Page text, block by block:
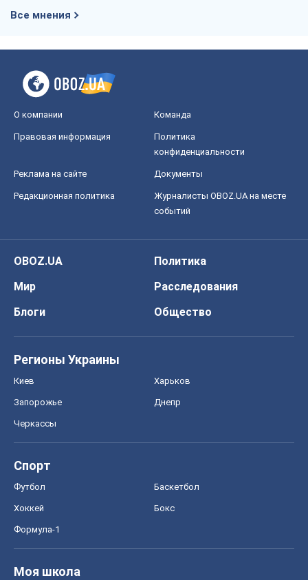
Все мнения
О компании Команда
Правовая информация
Политика
конфиденциальности
Реклама на сайте Документы
Редакционная политика
Журналисты OBOZ.UA на месте
событий
OBOZ.UA
Политика
Мир
Расследования
Блоги
Общество
Регионы Украины
Киев Харьков
Запорожье Днепр
Черкассы
Спорт
Футбол Баскетбол
Хоккей Бокс
Формула-1
Моя школа